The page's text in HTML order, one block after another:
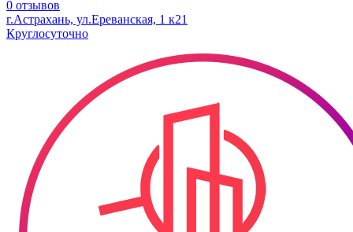
0 отзывов
г.Астрахань, ул.Ереванская, 1 к21
Круглосуточно